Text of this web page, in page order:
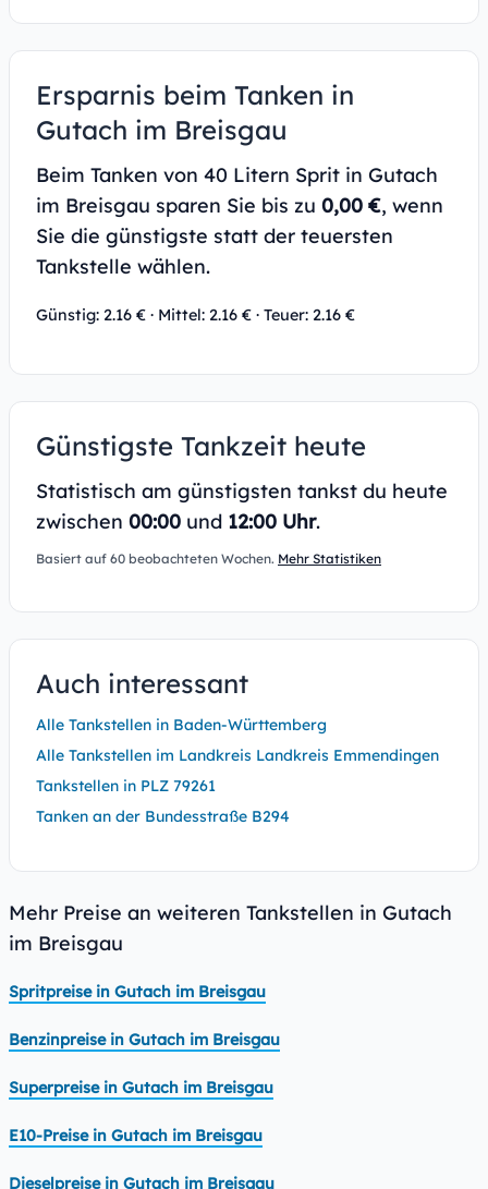
Ersparnis beim Tanken in
Gutach im Breisgau
Beim Tanken von 40 Litern Sprit in Gutach
im Breisgau sparen Sie bis zu 0,00 €, wenn
Sie die günstigste statt der teuersten
Tankstelle wählen.
Günstig: 2.16 € · Mittel: 2.16 € · Teuer: 2.16 €
Günstigste Tankzeit heute
Statistisch am günstigsten tankst du heute
zwischen 00:00 und 12:00 Uhr.
Basiert auf 60 beobachteten Wochen. Mehr Statistiken
Auch interessant
Alle Tankstellen in Baden-Württemberg
Alle Tankstellen im Landkreis Landkreis Emmendingen
Tankstellen in PLZ 79261
Tanken an der Bundesstraße B294
Mehr Preise an weiteren Tankstellen in Gutach
im Breisgau
Spritpreise in Gutach im Breisgau
Benzinpreise in Gutach im Breisgau
Superpreise in Gutach im Breisgau
E10-Preise in Gutach im Breisgau
Dieselpreise in Gutach im Breisgau